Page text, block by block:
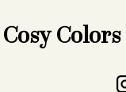
Cosy